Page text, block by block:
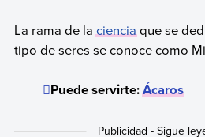
La rama de lacienciaque se
tipo de seres se conoce como
Puede servirte:Ácaros